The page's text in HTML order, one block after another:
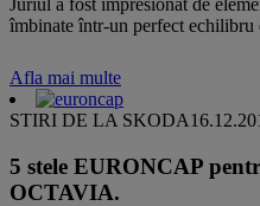
îmbinate într-un perfect echilibru
Afla mai multe
STIRI DE LA SKODA
5 stele EURONCAP
OCTAVIA.